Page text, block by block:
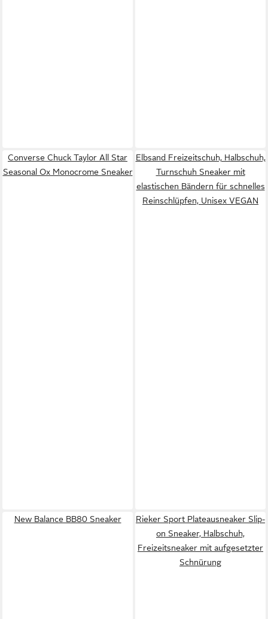
Converse Chuck Taylor All Star
Seasonal Ox Monocrome Sneaker
Elbsand Freizeitschuh, Halbschuh,
Turnschuh Sneaker mit
elastischen Bändern für schnelles
Reinschlüpfen, Unisex VEGAN
New Balance BB80 Sneaker
Rieker Sport Plateausneaker Slip-
on Sneaker, Halbschuh,
Freizeitsneaker mit aufgesetzter
Schnürung